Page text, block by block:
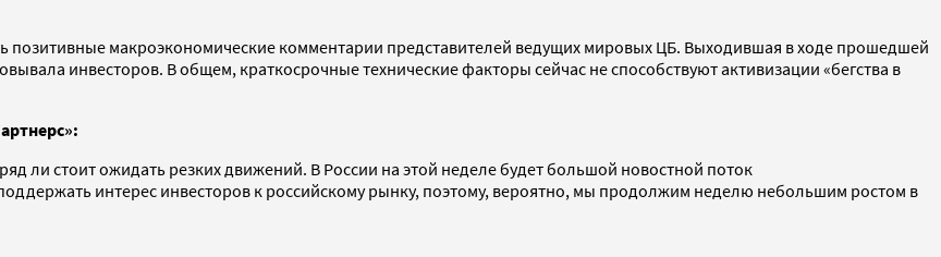
позитивные макроэкономические комментарии представителей ведущих мировых ЦБ. Выходившая в ходе прошедшей
инвесторов. В общем, краткосрочные технические факторы сейчас не способствуют активизации «бегства в
ли стоит ожидать резких движений. В России на этой неделе будет большой новостной поток
интерес инвесторов к российскому рынку, поэтому, вероятно, мы продолжим неделю небольшим ростом в